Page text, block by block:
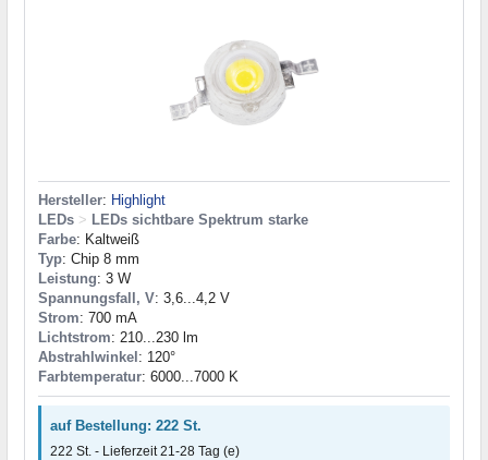
Hersteller: Highlight
LEDs > LEDs sichtbare Spektrum starke
Farbe: Kaltweiß
Typ: Chip 8 mm
Leistung: 3 W
Spannungsfall, V: 3,6...4,2 V
Strom: 700 mA
Lichtstrom: 210...230 lm
Abstrahlwinkel: 120°
Farbtemperatur: 6000...7000 K
auf Bestellung: 222 St.
222 St. - Lieferzeit 21-28 Tag (e)